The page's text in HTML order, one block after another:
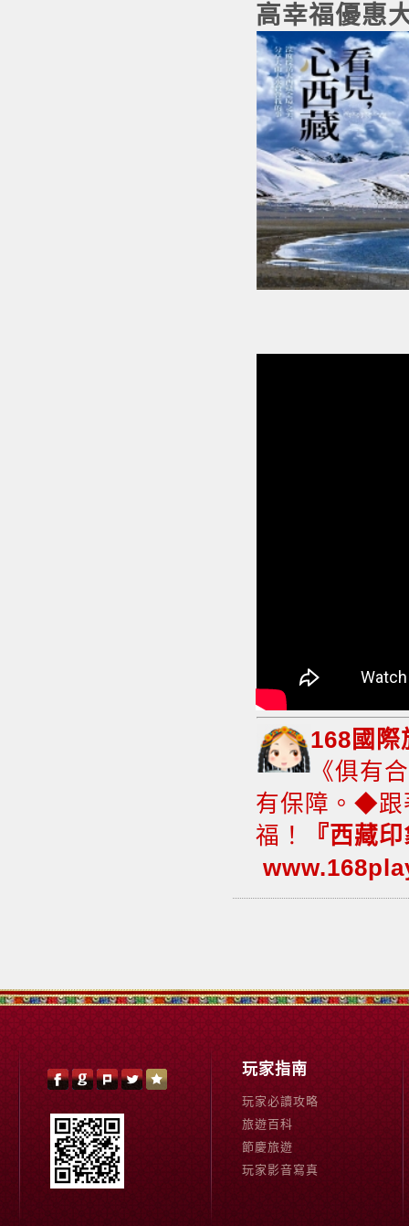
高幸福優惠
168國際
《俱有
有保障。◆跟
福！
『西藏
玩家指南
玩家必讀攻略
旅遊百科
節慶旅遊
玩家影音寫真